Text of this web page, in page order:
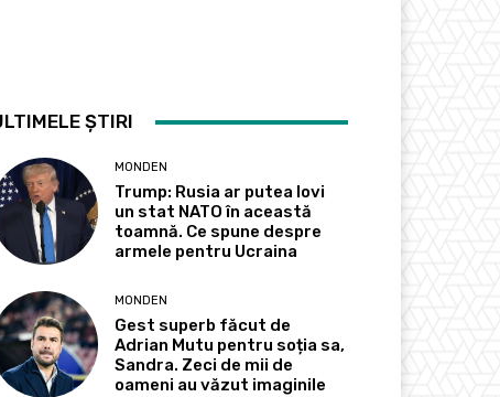
ȘTIRI
MONDEN
Trump: Rusia ar putea lovi
un stat NATO în această
toamnă. Ce spune despre
armele pentru Ucraina
MONDEN
Gest superb făcut de
Adrian Mutu pentru soția sa,
Sandra. Zeci de mii de
oameni au văzut imaginile